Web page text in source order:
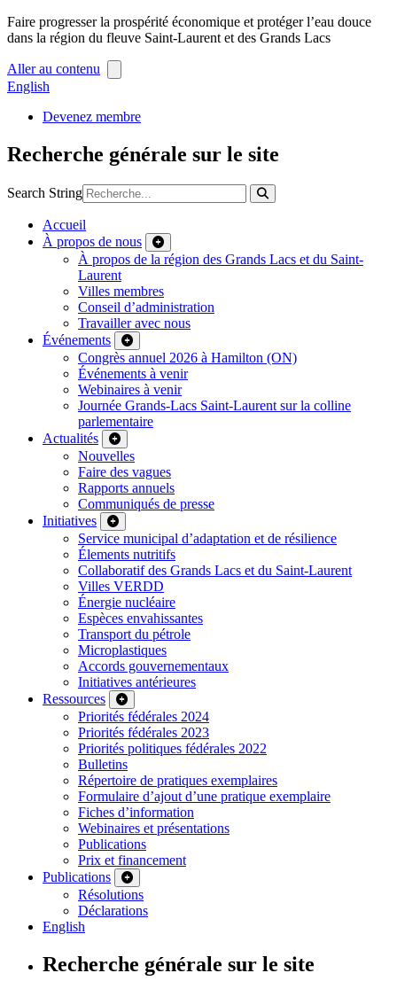
Faire progresser la prospérité économique et protéger l’eau douce
dans la région du fleuve Saint-Laurent et des Grands Lacs
Aller au contenu
English
Devenez membre
Recherche générale sur le site
Search String
Accueil
À propos de nous
À propos de la région des Grands Lacs et du Saint-
Laurent
Villes membres
Conseil d’administration
Travailler avec nous
Événements
Congrès annuel 2026 à Hamilton (ON)
Événements à venir
Webinaires à venir
Journée Grands-Lacs Saint-Laurent sur la colline
parlementaire
Actualités
Nouvelles
Faire des vagues
Rapports annuels
Communiqués de presse
Initiatives
Service municipal d’adaptation et de résilience
Élements nutritifs
Collaboratif des Grands Lacs et du Saint-Laurent
Villes VERDD
Énergie nucléaire
Espèces envahissantes
Transport du pétrole
Microplastiques
Accords gouvernementaux
Initiatives antérieures
Ressources
Priorités fédérales 2024
Priorités fédérales 2023
Priorités politiques fédérales 2022
Bulletins
Répertoire de pratiques exemplaires
Formulaire d’ajout d’une pratique exemplaire
Fiches d’information
Webinaires et présentations
Publications
Prix et financement
Publications
Résolutions
Déclarations
English
Recherche générale sur le site